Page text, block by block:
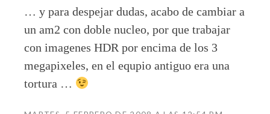
… y para despejar dudas, acabo de cambiar a
un am2 con doble nucleo, por que trabajar
con imagenes HDR por encima de los 3
megapixeles, en el equpio antiguo era una
tortura …